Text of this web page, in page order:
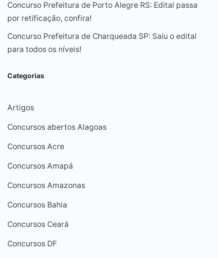
Concurso Prefeitura de Porto Alegre RS: Edital passa
por retificação, confira!
Concurso Prefeitura de Charqueada SP: Saiu o edital
para todos os níveis!
Categorias
Artigos
Concursos abertos Alagoas
Concursos Acre
Concursos Amapá
Concursos Amazonas
Concursos Bahia
Concursos Ceará
Concursos DF